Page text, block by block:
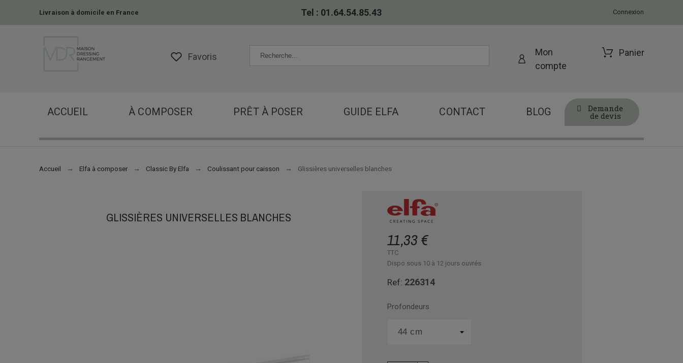
Livraison à domicile en France Tel : 01.64.54.85.43 Connexion
Favoris
Mon
compte
Panier
ACCUEIL À COMPOSER PRÊT À POSER GUIDE ELFA CONTACT BLOG Demande
de devis
Accueil Elfa à composer Classic By Elfa Coulissant pour caisson Glissières universelles blanches
GLISSIÈRES UNIVERSELLES BLANCHES
11,33 €
TTC
Dispo sous 10 à 12 jours ouvrés
Ref: 226314
Profondeurs